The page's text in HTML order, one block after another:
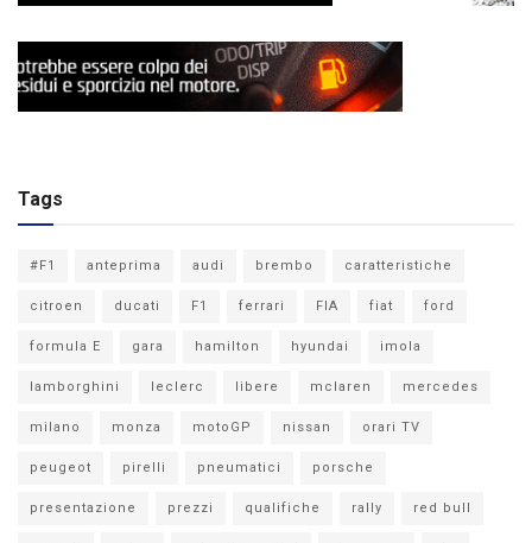
Tags
#F1 anteprima audi brembo caratteristiche
citroen ducati F1 ferrari FIA fiat ford
formula E gara hamilton hyundai imola
lamborghini leclerc libere mclaren mercedes
milano monza motoGP nissan orari TV
peugeot pirelli pneumatici porsche
presentazione prezzi qualifiche rally red bull